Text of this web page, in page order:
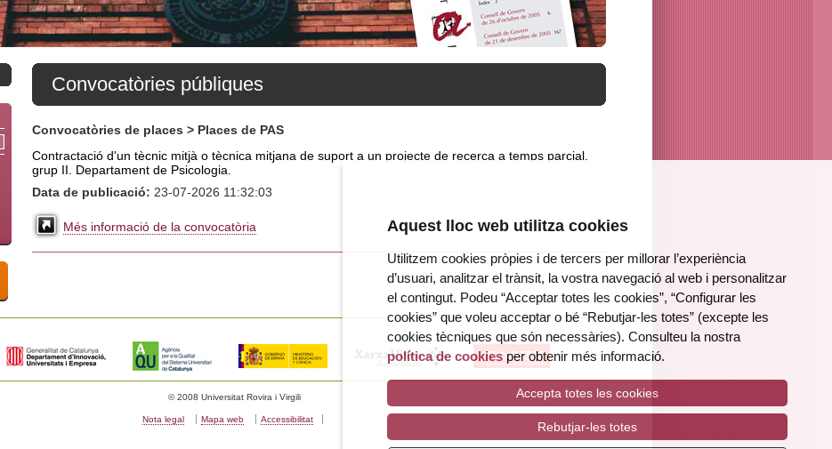
Convocatòries públiques
Convocatòries de places > Places de PAS
Contractació d'un tècnic mitjà o tècnica mitjana de suport a un projecte de recerca a temps parcial,
grup II. Departament de Psicologia.
Data de publicació: 23-07-2026 11:32:03
Més informació de la convocatòria
© 2008 Universitat Rovira i Virgili
Nota legal Mapa web Accessibilitat
Aquest lloc web utilitza cookies
Utilitzem cookies pròpies i de tercers per millorar l’experiència
d’usuari, analitzar el trànsit, la vostra navegació al web i personalitzar
el contingut. Podeu “Acceptar totes les cookies”, “Configurar les
cookies” que voleu acceptar o bé “Rebutjar-les totes” (excepte les
cookies tècniques que són necessàries). Consulteu la nostra
política de cookiesper obtenir més informació.
Accepta totes les cookies
Rebutjar-les totes